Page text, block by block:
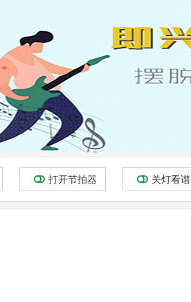
打开节拍器 关灯看谱